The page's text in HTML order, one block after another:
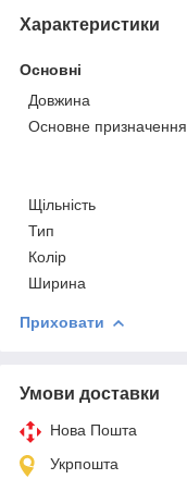
Характеристики
Основні
Довжина
Основне призначення
Щільність
Тип
Колір
Ширина
Приховати
Умови доставки
Нова Пошта
Укрпошта